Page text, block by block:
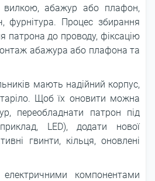
вилкою, абажур або плафон,
фурнітура. Процес збирання
патрона до проводу, фіксацію
абажура або плафона та
мають надійний корпус,
Щоб їх оновити можна
переобладнати патрон під
LED), додати нової
гвинти, кільця, оновлені
компонентами